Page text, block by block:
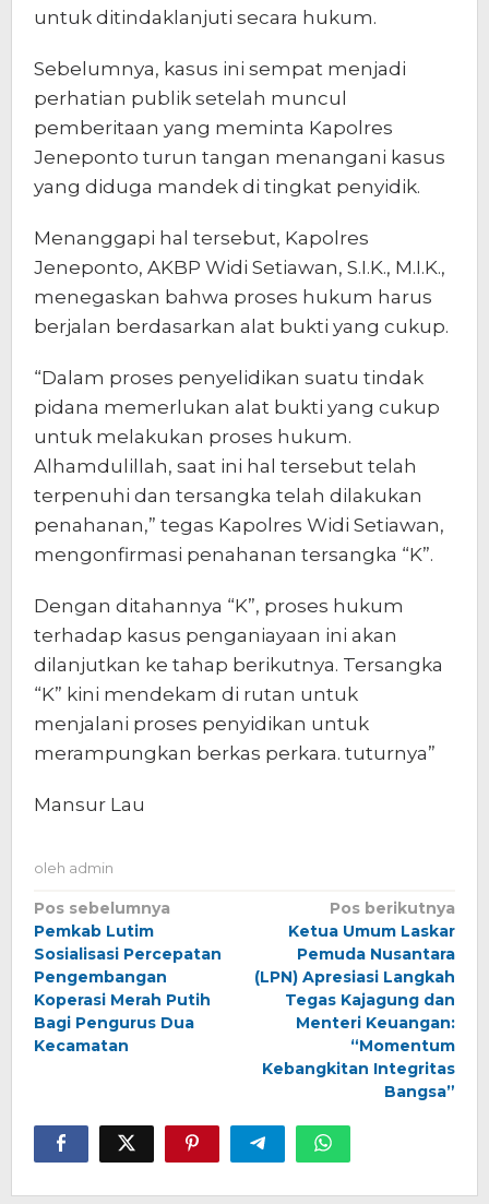
untuk ditindaklanjuti secara hukum.
Sebelumnya, kasus ini sempat menjadi
perhatian publik setelah muncul
pemberitaan yang meminta Kapolres
Jeneponto turun tangan menangani kasus
yang diduga mandek di tingkat penyidik.
Menanggapi hal tersebut, Kapolres
Jeneponto, AKBP Widi Setiawan, S.I.K., M.I.K.,
menegaskan bahwa proses hukum harus
berjalan berdasarkan alat bukti yang cukup.
“Dalam proses penyelidikan suatu tindak
pidana memerlukan alat bukti yang cukup
untuk melakukan proses hukum.
Alhamdulillah, saat ini hal tersebut telah
terpenuhi dan tersangka telah dilakukan
penahanan,” tegas Kapolres Widi Setiawan,
mengonfirmasi penahanan tersangka “K”.
Dengan ditahannya “K”, proses hukum
terhadap kasus penganiayaan ini akan
dilanjutkan ke tahap berikutnya. Tersangka
“K” kini mendekam di rutan untuk
menjalani proses penyidikan untuk
merampungkan berkas perkara. tuturnya”
Mansur Lau
oleh admin
Navigasi
pos
Pos sebelumnya
Pemkab Lutim
Sosialisasi Percepatan
Pengembangan
Koperasi Merah Putih
Bagi Pengurus Dua
Kecamatan
Pos berikutnya
Ketua Umum Laskar
Pemuda Nusantara
(LPN) Apresiasi Langkah
Tegas Kajagung dan
Menteri Keuangan:
“Momentum
Kebangkitan Integritas
Bangsa”